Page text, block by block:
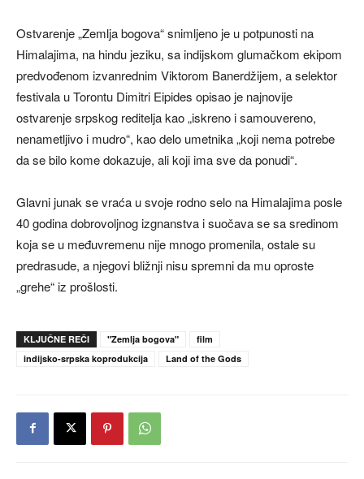
Ostvarenje „Zemlja bogova“ snimljeno je u potpunosti na
Himalajima, na hindu jeziku, sa indijskom glumačkom ekipom
predvođenom izvanrednim Viktorom Banerdžijem, a selektor
festivala u Torontu Dimitri Eipides opisao je najnovije
ostvarenje srpskog reditelja kao „iskreno i samouvereno,
nenametljivo i mudro“, kao delo umetnika „koji nema potrebe
da se bilo kome dokazuje, ali koji ima sve da ponudi“.
Glavni junak se vraća u svoje rodno selo na Himalajima posle
40 godina dobrovoljnog izgnanstva i suočava se sa sredinom
koja se u međuvremenu nije mnogo promenila, ostale su
predrasude, a njegovi bližnji nisu spremni da mu oproste
„grehe“ iz prošlosti.
KLJUČNE REČI "Zemlja bogova"
film
indijsko-srpska koprodukcija
Land of the Gods